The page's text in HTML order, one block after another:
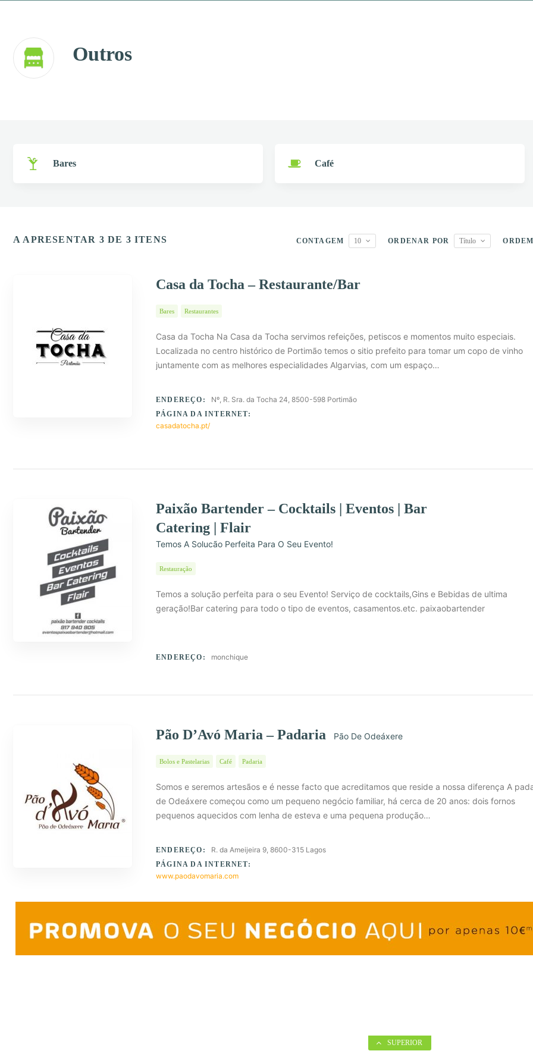
Outros
Bares Café
A APRESENTAR 3 DE 3 ITENS CONTAGEM 10 ORDENAR POR Título
Casa da Tocha – Restaurante/Bar
Bares Restaurantes
Casa da Tocha Na Casa da Tocha servimos refeições, petiscos e momentos muito especiais.
Localizada no centro histórico de Portimão temos o sitio prefeito para tomar um copo de vinho
juntamente com as melhores especialidades Algarvias, com um espaço…
ENDEREÇO: Nº, R. Sra. da Tocha 24, 8500-598 Portimão
PÁGINA DA INTERNET:
casadatocha.pt/
Paixão Bartender – Cocktails | Eventos | Bar
Catering | Flair
Temos A Solucão Perfeita Para O Seu Evento!
Restauração
Temos a solução perfeita para o seu Evento! Serviço de cocktails,Gins e Bebidas de ultima
geração!Bar catering para todo o tipo de eventos, casamentos.etc. paixaobartender
ENDEREÇO: monchique
Pão D’Avó Maria – Padaria Pão De Odeáxere
Bolos e Pastelarias Café Padaria
Somos e seremos artesãos e é nesse facto que acreditamos que reside a nossa diferença A
de Odeáxere começou como um pequeno negócio familiar, há cerca de 20 anos: dois fornos
pequenos aquecidos com lenha de esteva e uma pequena produção…
ENDEREÇO: R. da Ameijeira 9, 8600-315 Lagos
PÁGINA DA INTERNET:
www.paodavomaria.com
SUPERIOR